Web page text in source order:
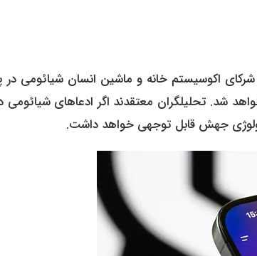
شده است. کنفرانس شرکای اکوسیستم خانه و ماشین انسان شیائومی
تحلیلگران معتقدند اگر ادعاهای شیائومی